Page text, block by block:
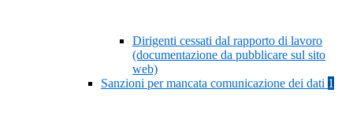
Dirigenti cessati dal rapporto di lavoro
(documentazione da pubblicare sul sito
web)
Sanzioni per mancata comunicazione dei dati 1